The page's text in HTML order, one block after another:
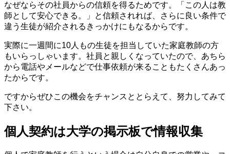
なぜならその社員からの信頼を得るためです。「 この人は教
師として安心できる。
」と信頼されれば、さらに良い条件で
違う生徒が紹介されるきっかけにもなるからです。
実際に一週間に10人もの生徒を担当 していた家庭教師の方
もいらっしゃいます。社員と親しくなっていたので、あちら
から電話やメールなどで仕事依頼が来ることもたくさんあっ
たからです。
ですからぜひこの機会をチャンスととらえて、努力してみて
下さい。
個人契約は大学の掲示板で情報収集